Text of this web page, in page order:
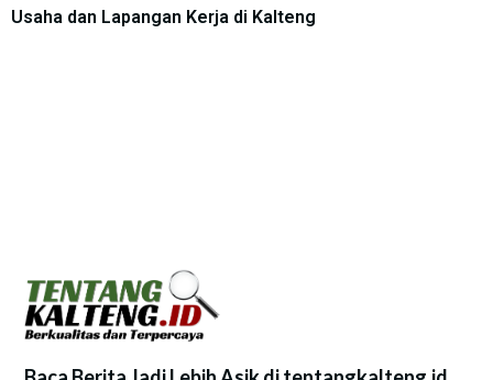
Usaha dan Lapangan Kerja di Kalteng